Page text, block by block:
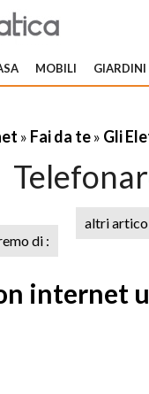
MOBILI GIARDINI
» Fai da te» Gli
di :
altri
internet